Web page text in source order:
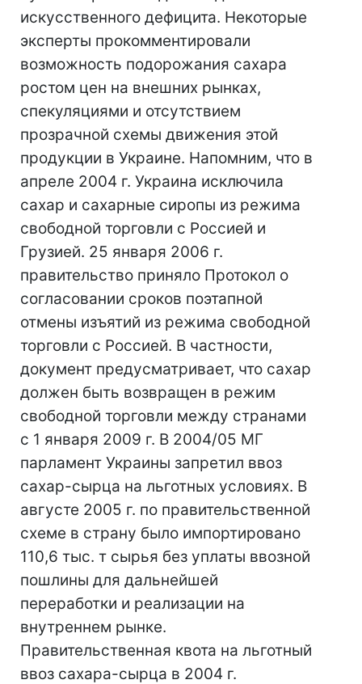
искусственного дефицита. Некоторые
эксперты прокомментировали
возможность подорожания сахара
ростом цен на внешних рынках,
спекуляциями и отсутствием
прозрачной схемы движения этой
продукции в Украине. Напомним, что в
апреле 2004 г. Украина исключила
сахар и сахарные сиропы из режима
свободной торговли с Россией и
Грузией. 25 января 2006 г.
правительство приняло Протокол о
согласовании сроков поэтапной
отмены изъятий из режима свободной
торговли с Россией. В частности,
документ предусматривает, что сахар
должен быть возвращен в режим
свободной торговли между странами
с 1 января 2009 г. В 2004/05 МГ
парламент Украины запретил ввоз
сахар-сырца на льготных условиях. В
августе 2005 г. по правительственной
схеме в страну было импортировано
110,6 тыс. т сырья без уплаты ввозной
пошлины для дальнейшей
переработки и реализации на
внутреннем рынке.
Правительственная квота на льготный
ввоз сахара-сырца в 2004 г.